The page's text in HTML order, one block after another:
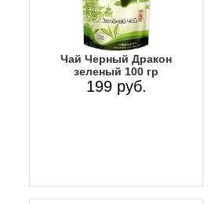
Чай Черный Дракон
зеленый 100 гр
199 руб.